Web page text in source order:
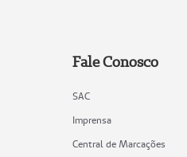
Fale Conosco
SAC
Imprensa
Central de Marcações